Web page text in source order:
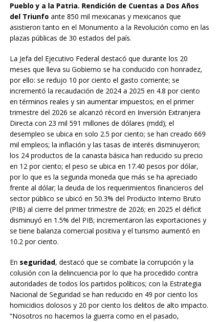
Pueblo y a la Patria. Rendición de Cuentas a Dos Años
del Triunfo ante 850 mil mexicanas y mexicanos que
asistieron tanto en el Monumento a la Revolución como en las
plazas públicas de 30 estados del país.
La Jefa del Ejecutivo Federal destacó que durante los 20
meses que lleva su Gobierno se ha conducido con honradez,
por ello: se redujo 10 por ciento el gasto corriente; se
incrementó la recaudación de 2024 a 2025 en 4.8 por ciento
en términos reales y sin aumentar impuestos; en el primer
trimestre del 2026 se alcanzó récord en Inversión Extranjera
Directa con 23 mil 591 millones de dólares (mdd); el
desempleo se ubica en solo 2.5 por ciento; se han creado 669
mil empleos; la inflación y las tasas de interés disminuyeron;
los 24 productos de la canasta básica han reducido su precio
en 12 por ciento; el peso se ubica en 17.40 pesos por dólar,
por lo que es la segunda moneda que más se ha apreciado
frente al dólar; la deuda de los requerimientos financieros del
sector público se ubicó en 50.3% del Producto Interno Bruto
(PIB) al cierre del primer trimestre de 2026; en 2025 el déficit
disminuyó en 1.5% del PIB; incrementaron las exportaciones y
se tiene balanza comercial positiva y el turismo aumentó en
10.2 por ciento.
En seguridad, destacó que se combate la corrupción y la
colusión con la delincuencia por lo que ha procedido contra
autoridades de todos los partidos políticos; con la Estrategia
Nacional de Seguridad se han reducido en 49 por ciento los
homicidios dolosos y 20 por ciento los delitos de alto impacto.
“Nosotros no hacemos la guerra como en el pasado,